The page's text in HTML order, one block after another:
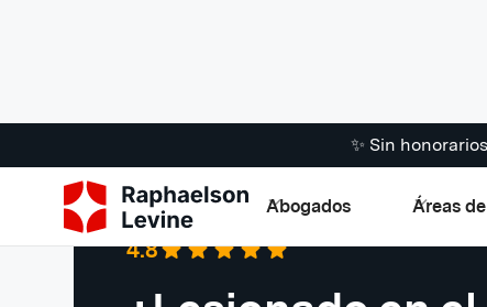
✨ Sin
Abogados Áreas
Google ·721 reseñas
4.8